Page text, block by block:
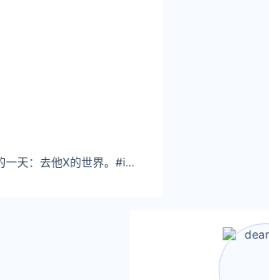
又是想静静的一天：去他X的世界。#inmyfeelings #氛围感 #天台拍照